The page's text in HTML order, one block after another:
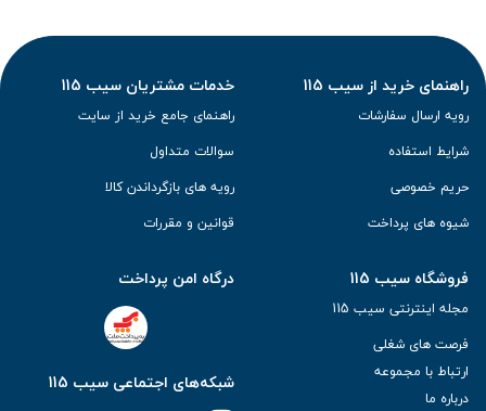
راهنمای خرید از سیب 115
رویه ارسال سفارشات
شرایط استفاده
حریم خصوصی
شیوه های پرداخت
خدمات مشتریان سیب 115
راهنمای جامع خرید از سایت
سوالات متداول
رویه های بازگرداندن کالا
قوانین و مقررات
فروشگاه سیب 115
مجله اینترنتی سیب 115
فرصت های شغلی
ارتباط با مجموعه
درباره ما
درگاه امن پرداخت
شبکه‌های اجتماعی سیب 115